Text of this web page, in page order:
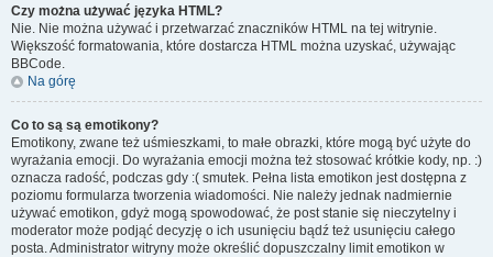
Czy można używać języka HTML?
Nie. Nie można używać i przetwarzać znaczników HTML na tej witrynie.
Większość formatowania, które dostarcza HTML można uzyskać, używając
BBCode.
Na górę
Co to są są emotikony?
Emotikony, zwane też uśmieszkami, to małe obrazki, które mogą być użyte do
wyrażania emocji. Do wyrażania emocji można też stosować krótkie kody, np. :)
oznacza radość, podczas gdy :( smutek. Pełna lista emotikon jest dostępna z
poziomu formularza tworzenia wiadomości. Nie należy jednak nadmiernie
używać emotikon, gdyż mogą spowodować, że post stanie się nieczytelny i
moderator może podjąć decyzję o ich usunięciu bądź też usunięciu całego
posta. Administrator witryny może określić dopuszczalny limit emotikon w